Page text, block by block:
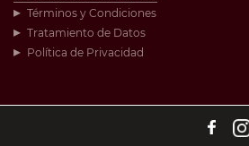
Términos y Condiciones
Tratamiento de Datos
Política de Privacidad